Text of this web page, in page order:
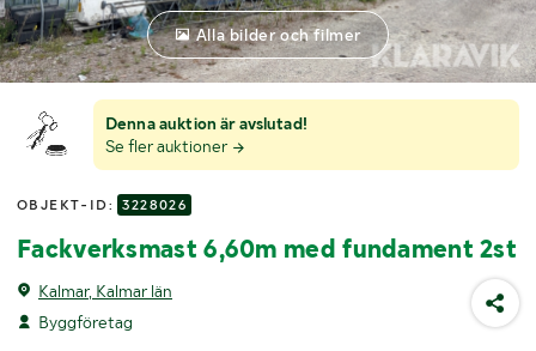
Denna auktion är avslutad!
Se fler auktioner
OBJEKT-ID: 3228026
Fackverksmast 6,60m med fundament 2st
Kalmar, Kalmar län
Byggföretag
Alla bilder och filmer